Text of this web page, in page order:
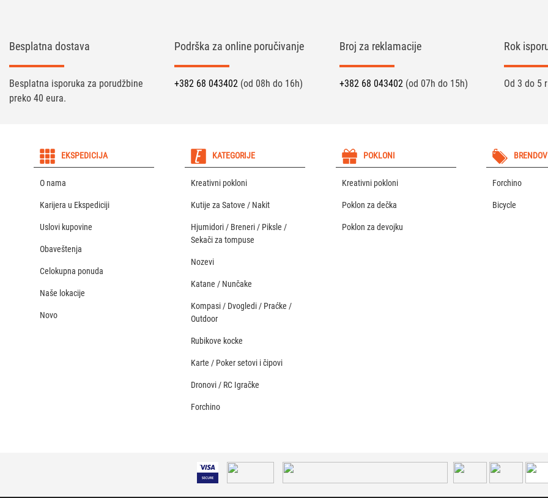
Besplatna dostava
Besplatna isporuka za porudžbine
preko 40 eura.
Podrška za online poručivanje
+382 68 043402 (od 08h do 16h)
Broj za reklamacije
+382 68 043402 (od 07h do 15h)
Rok
Od 3 do 5
EKSPEDICIJA
O nama
Karijera u Ekspediciji
Uslovi kupovine
Obaveštenja
Celokupna ponuda
Naše lokacije
Novo
KATEGORIJE
Kreativni pokloni
Kutije za Satove / Nakit
Hjumidori / Breneri / Piksle /
Sekači za tompuse
Nozevi
Katane / Nunčake
Kompasi / Dvogledi / Praćke /
Outdoor
Rubikove kocke
Karte / Poker setovi i čipovi
Dronovi / RC Igračke
Forchino
POKLONI
Kreativni pokloni
Poklon za dečka
Poklon za devojku
Forchino
Bicycle